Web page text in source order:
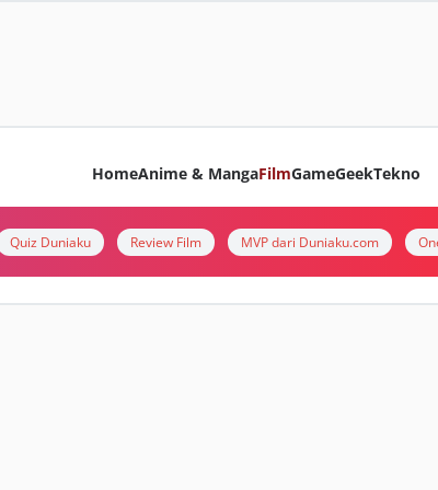
HomeAnime & MangaFilmGameGeekTekno
Quiz Duniaku Review Film MVP dari Duniaku.com